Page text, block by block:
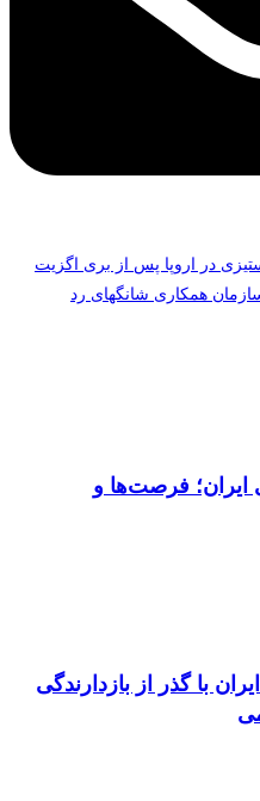
در اروپا پس از بری اگزیت
همکاری شانگهای رد
ایران؛ فرصت‌ها و
با گذر از بازدارندگی